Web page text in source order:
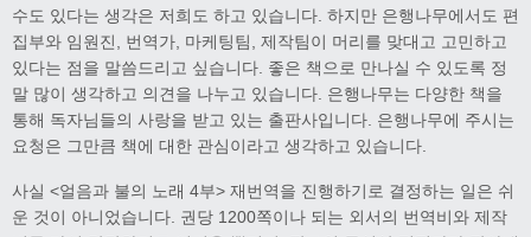
수도 있다는 생각은 저희도 하고 있습니다. 하지만 은행나무에서도 편
집부와 임원진, 번역가, 마케팅팀, 제작팀이 머리를 맞대고 고민하고
있다는 점을 말씀드리고 싶습니다. 좋은 책으로 만나실 수 있도록 정
말 많이 생각하고 의견을 나누고 있습니다. 은행나무는 다양한 책을
통해 독자님들의 사랑을 받고 있는 출판사입니다. 은행나무에 주시는
요청은 그만큼 책에 대한 관심이라고 생각하고 있습니다.
사실 <얼음과 불의 노래 4부> 재번역을 진행하기로 결정하는 일은 쉬
운 것이 아니었습니다. 권당 1200쪽이나 되는 외서의 번역비와 제작